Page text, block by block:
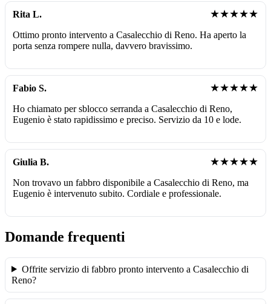
Rita L. ★★★★★
Ottimo pronto intervento a Casalecchio di Reno. Ha aperto la
porta senza rompere nulla, davvero bravissimo.
Fabio S. ★★★★★
Ho chiamato per sblocco serranda a Casalecchio di Reno,
Eugenio è stato rapidissimo e preciso. Servizio da 10 e lode.
Giulia B. ★★★★★
Non trovavo un fabbro disponibile a Casalecchio di Reno, ma
Eugenio è intervenuto subito. Cordiale e professionale.
Domande frequenti
Offrite servizio di fabbro pronto intervento a Casalecchio di
Reno?